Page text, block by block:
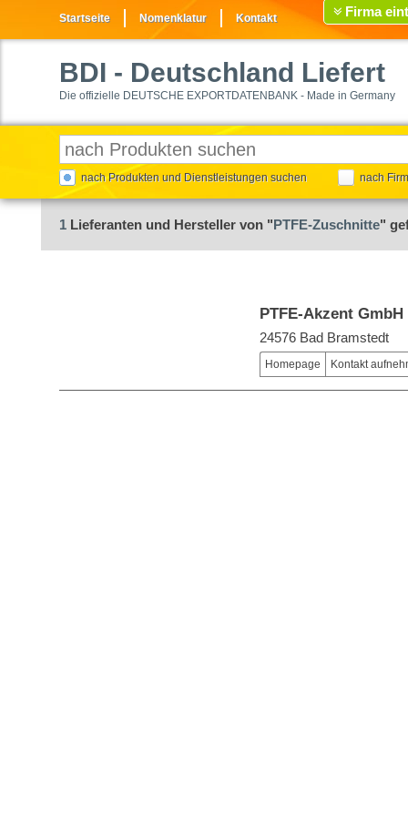
Startseite Nomenklatur Kontakt Firma
BDI - Deutschland Liefert
Die offizielle DEUTSCHE EXPORTDATENBANK - Made in Germany
nach Produkten und Dienstleistungen suchen nach
1 Lieferanten und Hersteller von "PTFE-Zuschnitte"
PTFE-Akzent GmbH
24576 Bad Bramstedt
Homepage Kontakt